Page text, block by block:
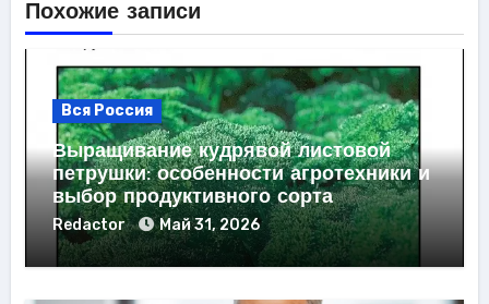
Похожие записи
Вся Россия
Выращивание кудрявой листовой
петрушки: особенности агротехники и
выбор продуктивного сорта
Redactor Май 31, 2026